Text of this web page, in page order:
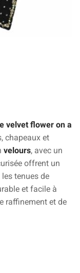
velvet flower on a
chapeaux et
velours, avec un
offrent un
les tenues de
et facile à
raffinement et de